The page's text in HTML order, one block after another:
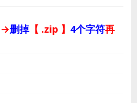
→删掉【 .zip 】 4个字符再